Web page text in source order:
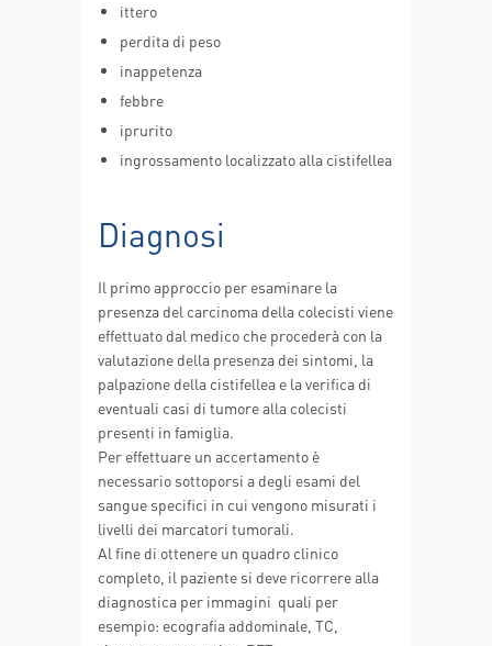
ittero
perdita di peso
inappetenza
febbre
iprurito
ingrossamento localizzato alla cistifellea
Diagnosi
Il primo approccio per esaminare la
presenza del carcinoma della colecisti viene
effettuato dal medico che procederà con la
valutazione della presenza dei sintomi, la
palpazione della cistifellea e la verifica di
eventuali casi di tumore alla colecisti
presenti in famiglia.
Per effettuare un accertamento è
necessario sottoporsi a degli esami del
sangue specifici in cui vengono misurati i
livelli dei marcatori tumorali.
Al fine di ottenere un quadro clinico
completo, il paziente si deve ricorrere alla
diagnostica per immagini quali per
esempio: ecografia addominale, TC,